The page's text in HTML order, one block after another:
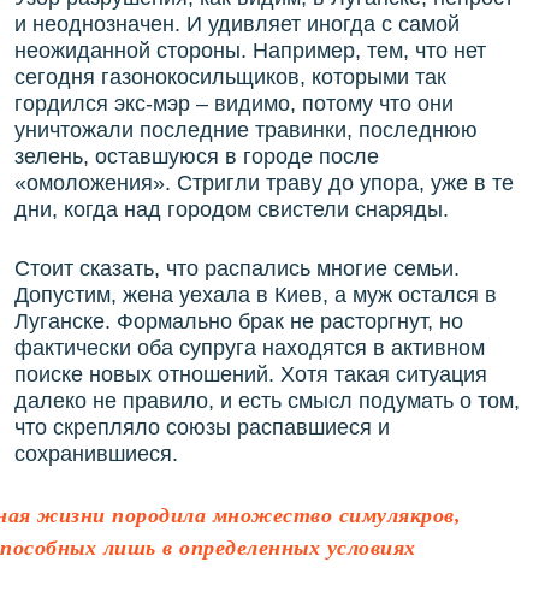
и неоднозначен. И удивляет иногда с самой
неожиданной стороны. Например, тем, что нет
сегодня газонокосильщиков, которыми так
гордился экс-мэр – видимо, потому что они
уничтожали последние травинки, последнюю
зелень, оставшуюся в городе после
«омоложения». Стригли траву до упора, уже в те
дни, когда над городом свистели снаряды.
Стоит сказать, что распались многие семьи.
Допустим, жена уехала в Киев, а муж остался в
Луганске. Формально брак не расторгнут, но
фактически оба супруга находятся в активном
поиске новых отношений. Хотя такая ситуация
далеко не правило, и есть смысл подумать о том,
что скрепляло союзы распавшиеся и
сохранившиеся.
жизни породила множество симулякров,
лишь в определенных условиях